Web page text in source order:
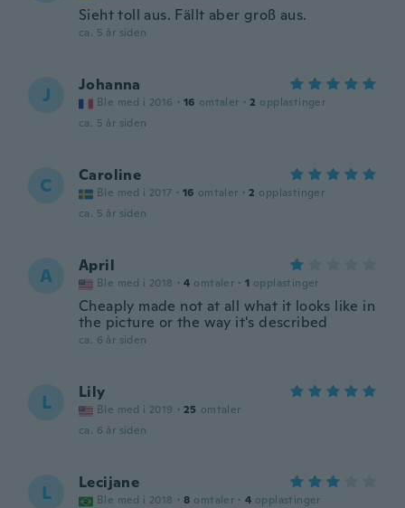
Sieht toll aus. Fällt aber groß aus.
ca. 5 år siden
J Johanna
Ble med i 2016 · 16 omtaler · 2 opplastinger
ca. 5 år siden
C Caroline
Ble med i 2017 · 16 omtaler · 2 opplastinger
ca. 5 år siden
A April
Ble med i 2018 · 4 omtaler · 1 opplastinger
Cheaply made not at all what it looks like in
the picture or the way it's described
ca. 6 år siden
L Lily
Ble med i 2019 · 25 omtaler
ca. 6 år siden
L Lecijane
Ble med i 2018 · 8 omtaler · 4 opplastinger